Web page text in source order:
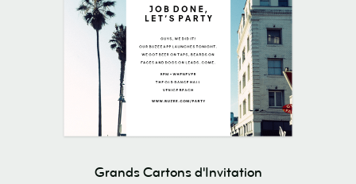
Grands Cartons d'Invitation